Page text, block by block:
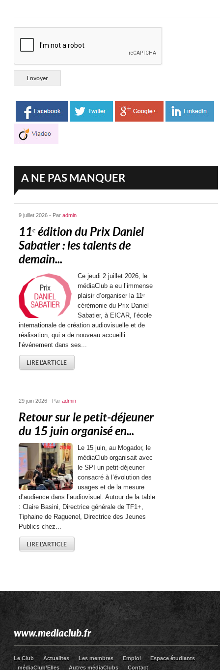
A NE PAS MANQUER
9 juillet 2026 - Paradmin
11ᵉ édition du Prix Daniel
Sabatier : les talents de
demain...
Ce jeudi 2 juillet 2026, le
médiaClub a eu l’immense
plaisir d’organiser la 11ᵉ
cérémonie du Prix Daniel
Sabatier, à EICAR, l’école
internationale de création audiovisuelle et de
réalisation, qui a de nouveau accueilli
l’événement dans ses...
LIRE L'ARTICLE
29 juin 2026 - Paradmin
Retour sur le petit-déjeuner
du 15 juin organisé en...
Le 15 juin, au Mogador, le
médiaClub organisait avec
le SPI un petit-déjeuner
consacré à l’évolution des
usages et de la mesure
d’audience dans l’audiovisuel. Autour de la table
: Claire Basini, Directrice générale de TF1+,
Tiphaine de Raguenel, Directrice des Jeunes
Publics chez...
LIRE L'ARTICLE
www.mediaclub.fr
Le Club Actualites Les membres Emploi
Espace étudiants
médiaClub’Elles
Autres médiaClubs Contact